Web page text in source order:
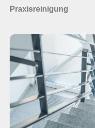
Praxisreinigung